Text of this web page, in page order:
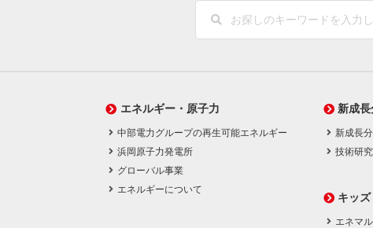
エネルギー・原子力
中部電力グループの再生可能エネルギー
浜岡原子力発電所
グローバル事業
エネルギーについて
新成
新成長
技術研
キッ
エネマ